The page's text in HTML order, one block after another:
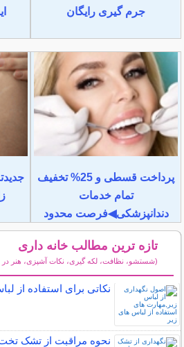
جرم گیری رایگان
پرداخت قسطی و 25% تخفیف
تمام خدمات
دندانپزشکی◀فرصت محدود
تازه ترین مطالب خانه داری
(شستشو، نظافت، لکه گیری، نکات آشپزی، هنر در
نکاتی برای استفاده از
نحوه مراقبت از تشک